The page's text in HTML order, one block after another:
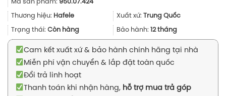
là:
957.000₫.là:
717.000₫.
Mã sản phẩm: 950.07.424
Thương hiệu: Hafele Xuất xứ: Trung Quốc
Trạng thái: Còn hàng Bảo hành: 12 tháng
Cam kết xuất xứ & bảo hành chính hãng tại nhà
Miễn phí vận chuyển & lắp đặt toàn quốc
Đổi trả linh hoạt
Thanh toán khi nhận hàng, hỗ trợ mua trả góp